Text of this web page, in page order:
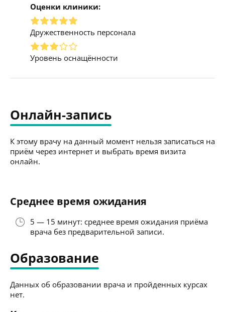
Оценки клиники:
Дружественность персонала
Уровень оснащённости
Онлайн-запись
К этому врачу на данный момент нельзя записаться на
приём через интернет и выбрать время визита
онлайн.
Среднее время ожидания
5 — 15 минут: среднее время ожидания приёма
врача без предварительной записи.
Образование
Данных об образовании врача и пройденных курсах
нет.